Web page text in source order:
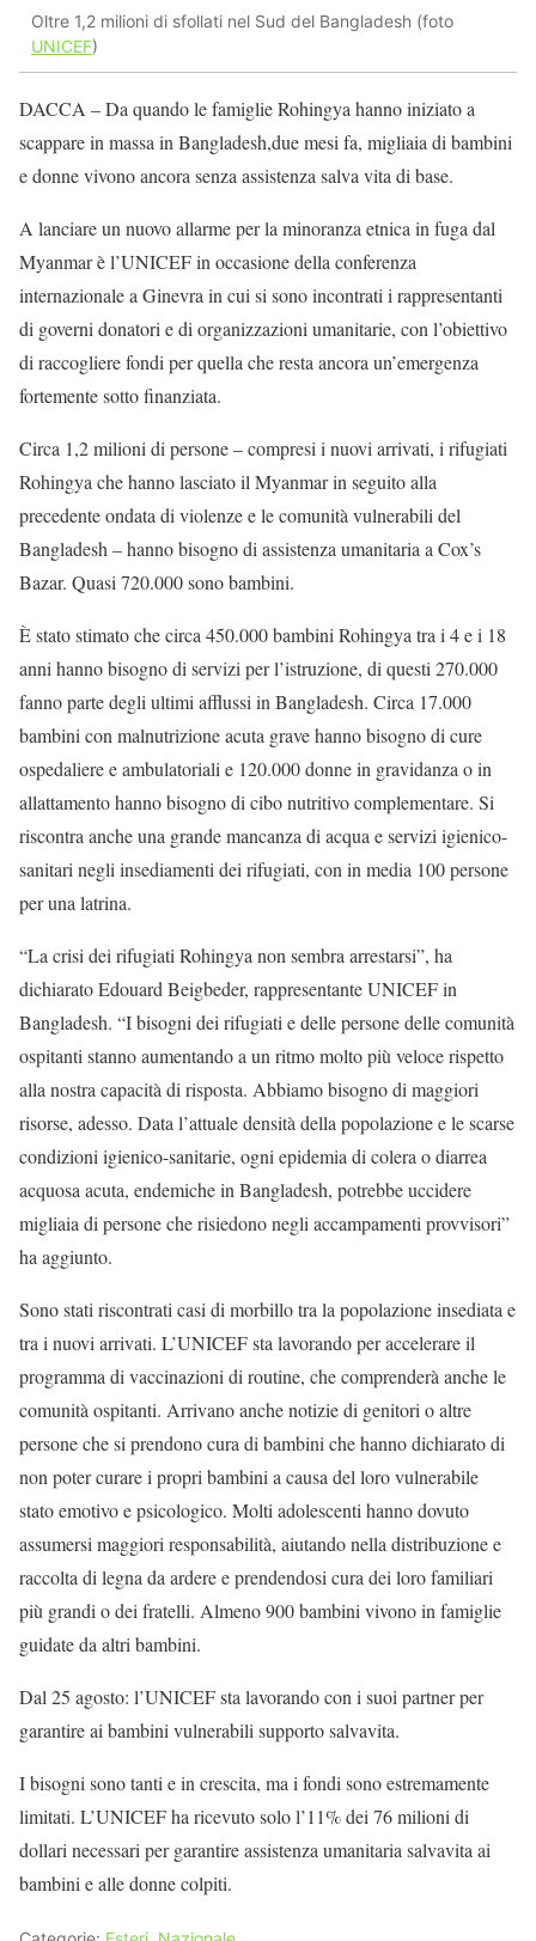
Oltre 1,2 milioni di sfollati nel Sud del Bangladesh (foto
UNICEF)
DACCA – Da quando le famiglie Rohingya hanno iniziato a
scappare in massa in Bangladesh,due mesi fa, migliaia di bambini
e donne vivono ancora senza assistenza salva vita di base.
A lanciare un nuovo allarme per la minoranza etnica in fuga dal
Myanmar è l’UNICEF in occasione della conferenza
internazionale a Ginevra in cui si sono incontrati i rappresentanti
di governi donatori e di organizzazioni umanitarie, con l’obiettivo
di raccogliere fondi per quella che resta ancora un’emergenza
fortemente sotto finanziata.
Circa 1,2 milioni di persone – compresi i nuovi arrivati, i rifugiati
Rohingya che hanno lasciato il Myanmar in seguito alla
precedente ondata di violenze e le comunità vulnerabili del
Bangladesh – hanno bisogno di assistenza umanitaria a Cox’s
Bazar. Quasi 720.000 sono bambini.
È stato stimato che circa 450.000 bambini Rohingya tra i 4 e i 18
anni hanno bisogno di servizi per l’istruzione, di questi 270.000
fanno parte degli ultimi afflussi in Bangladesh. Circa 17.000
bambini con malnutrizione acuta grave hanno bisogno di cure
ospedaliere e ambulatoriali e 120.000 donne in gravidanza o in
allattamento hanno bisogno di cibo nutritivo complementare. Si
riscontra anche una grande mancanza di acqua e servizi igienico-
sanitari negli insediamenti dei rifugiati, con in media 100 persone
per una latrina.
“La crisi dei rifugiati Rohingya non sembra arrestarsi”, ha
dichiarato Edouard Beigbeder, rappresentante UNICEF in
Bangladesh. “I bisogni dei rifugiati e delle persone delle comunità
ospitanti stanno aumentando a un ritmo molto più veloce rispetto
alla nostra capacità di risposta. Abbiamo bisogno di maggiori
risorse, adesso. Data l’attuale densità della popolazione e le scarse
condizioni igienico-sanitarie, ogni epidemia di colera o diarrea
acquosa acuta, endemiche in Bangladesh, potrebbe uccidere
migliaia di persone che risiedono negli accampamenti provvisori”
ha aggiunto.
Sono stati riscontrati casi di morbillo tra la popolazione insediata e
tra i nuovi arrivati. L’UNICEF sta lavorando per accelerare il
programma di vaccinazioni di routine, che comprenderà anche le
comunità ospitanti. Arrivano anche notizie di genitori o altre
persone che si prendono cura di bambini che hanno dichiarato di
non poter curare i propri bambini a causa del loro vulnerabile
stato emotivo e psicologico. Molti adolescenti hanno dovuto
assumersi maggiori responsabilità, aiutando nella distribuzione e
raccolta di legna da ardere e prendendosi cura dei loro familiari
più grandi o dei fratelli. Almeno 900 bambini vivono in famiglie
guidate da altri bambini.
Dal 25 agosto: l’UNICEF sta lavorando con i suoi partner per
garantire ai bambini vulnerabili supporto salvavita.
I bisogni sono tanti e in crescita, ma i fondi sono estremamente
limitati. L’UNICEF ha ricevuto solo l’11% dei 76 milioni di
dollari necessari per garantire assistenza umanitaria salvavita ai
bambini e alle donne colpiti.